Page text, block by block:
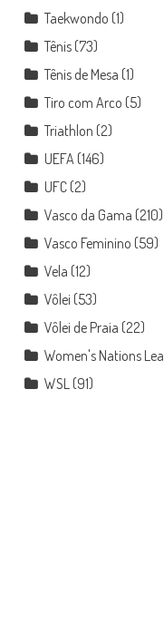
Taekwondo (1)
Tênis(73)
Tênis de Mesa (1)
Tiro com Arco (5)
Triathlon (2)
UEFA (146)
UFC(2)
Vasco da Gama (210)
Vasco Feminino (59)
Vela (12)
Vôlei (53)
Vôlei de Praia (22)
Women's Nations
WSL (91)